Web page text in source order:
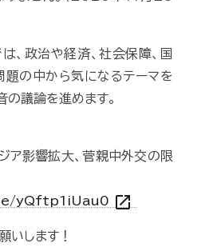
は、政治や経済、社会保障、国
題の中から気になるテーマを
の議論を進めます。
ア影響拡大、菅親中外交の限
yQftp1iUau0 open_in_new
いします！